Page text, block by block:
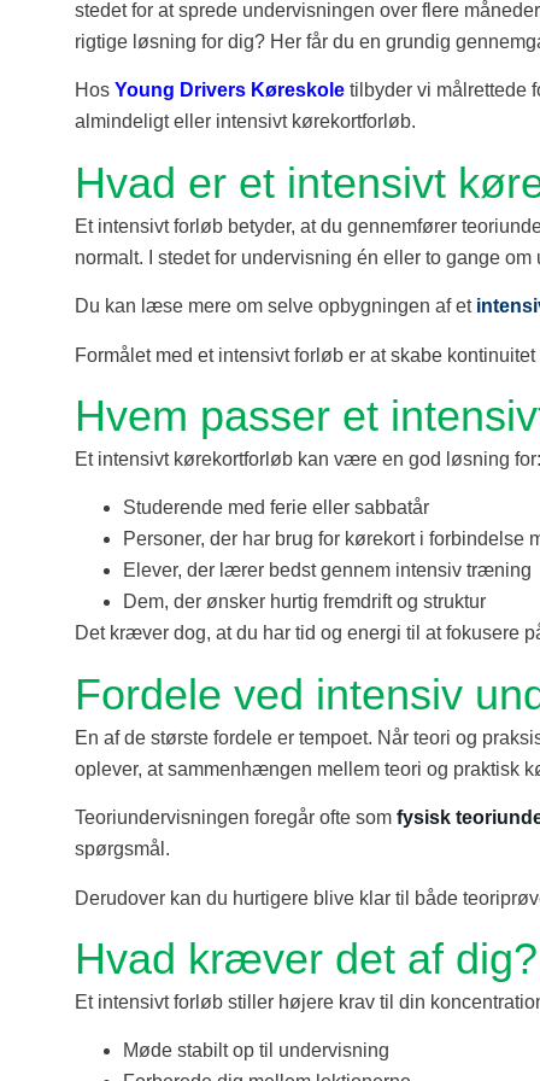
stedet for at sprede undervisningen over flere
rigtige løsning for dig? Her får du en grundig
Hos Young Drivers Køreskole tilbyder vi målrettede
almindeligt eller intensivt kørekortforløb.
Hvad er et intensivt
Et intensivt forløb betyder, at du gennemfører
normalt. I stedet for undervisning én eller to gange
Du kan læse mere om selve opbygningen af et
Formålet med et intensivt forløb er at skabe
Hvem passer et
Et intensivt kørekortforløb kan være en god løsning for:
Studerende med ferie eller sabbatår
Personer, der har brug for kørekort i forbindelse
Elever, der lærer bedst gennem intensiv træning
Dem, der ønsker hurtig fremdrift og struktur
Det kræver dog, at du har tid og energi til at fokusere
Fordele ved intensiv
En af de største fordele er tempoet. Når teori og
oplever, at sammenhængen mellem teori og praktisk
Teoriundervisningen foregår ofte som fysisk
spørgsmål.
Derudover kan du hurtigere blive klar til både
Hvad kræver det af dig?
Et intensivt forløb stiller højere krav til din
Møde stabilt op til undervisning